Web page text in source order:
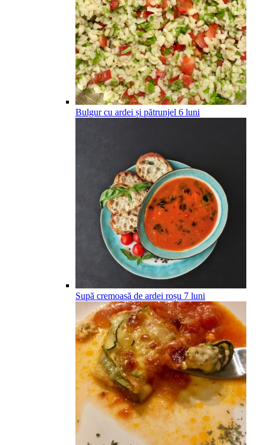
Bulgur cu ardei și pătrunjel 6 luni
Supă cremoasă de ardei roșu 7 luni